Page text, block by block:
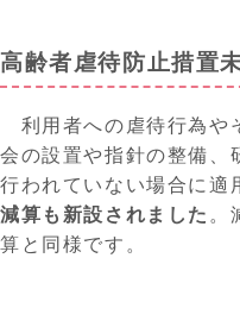
高齢者虐待防止措置
利用者への虐待行為や
会の設置や指針の整備、
行われていない場合に適
減算 も新設されました 。
算と同様です。